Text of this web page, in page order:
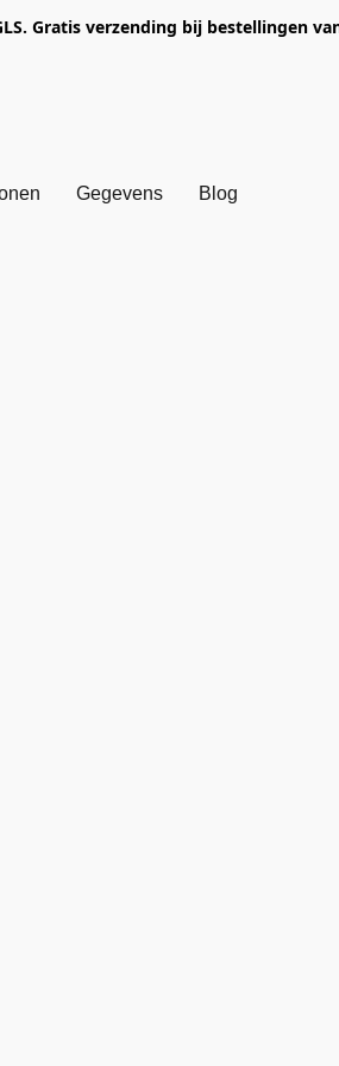
Gratis verzending bij bestellingen
Gegevens Blog